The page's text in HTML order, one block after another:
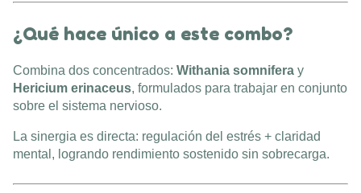
¿Qué hace único a este combo?
Combina dos concentrados: Withania somnifera y
Hericium erinaceus, formulados para trabajar en conjunto
sobre el sistema nervioso.
La sinergia es directa: regulación del estrés + claridad
mental, logrando rendimiento sostenido sin sobrecarga.